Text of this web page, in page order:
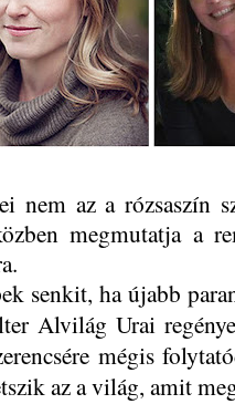
nem az a rózsaszín
megmutatja a
senkit, ha újabb
Alvilág Urai
mégis
az a világ, amit